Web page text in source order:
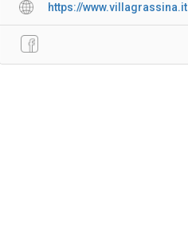
https://www.villagrassina.it